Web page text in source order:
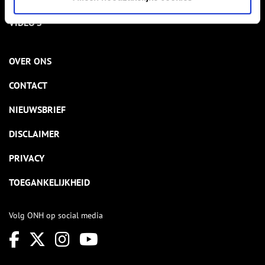
VIDEO’S
OVER ONS
CONTACT
NIEUWSBRIEF
DISCLAIMER
PRIVACY
TOEGANKELIJKHEID
Volg ONH op social media